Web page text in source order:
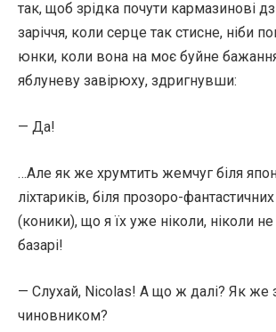
так, щоб зрідка почути кармазинові
заріччя, коли серце так стисне, ніби
юнки, коли вона на моє буйне
яблуневу завірюху, здригнувши:
— Да!
…Але як же хрумтить жемчуг біля
ліхтариків, біля прозоро-
(коники), що я їх уже ніколи, ніколи
базарі!
— Слухай, Nicolas! А що ж далі? Як же
чиновником?